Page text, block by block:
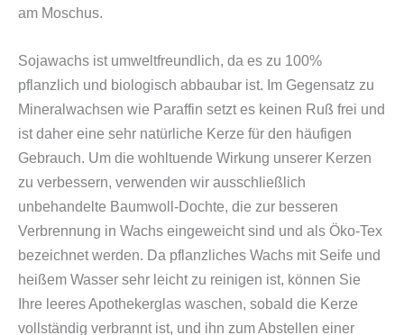
am Moschus.
Sojawachs ist umweltfreundlich, da es zu 100%
pflanzlich und biologisch abbaubar ist. Im Gegensatz zu
Mineralwachsen wie Paraffin setzt es keinen Ruß frei und
ist daher eine sehr natürliche Kerze für den häufigen
Gebrauch. Um die wohltuende Wirkung unserer Kerzen
zu verbessern, verwenden wir ausschließlich
unbehandelte Baumwoll-Dochte, die zur besseren
Verbrennung in Wachs eingeweicht sind und als Öko-Tex
bezeichnet werden. Da pflanzliches Wachs mit Seife und
heißem Wasser sehr leicht zu reinigen ist, können Sie
Ihre leeres Apothekerglas waschen, sobald die Kerze
vollständig verbrannt ist, und ihn zum Abstellen einer